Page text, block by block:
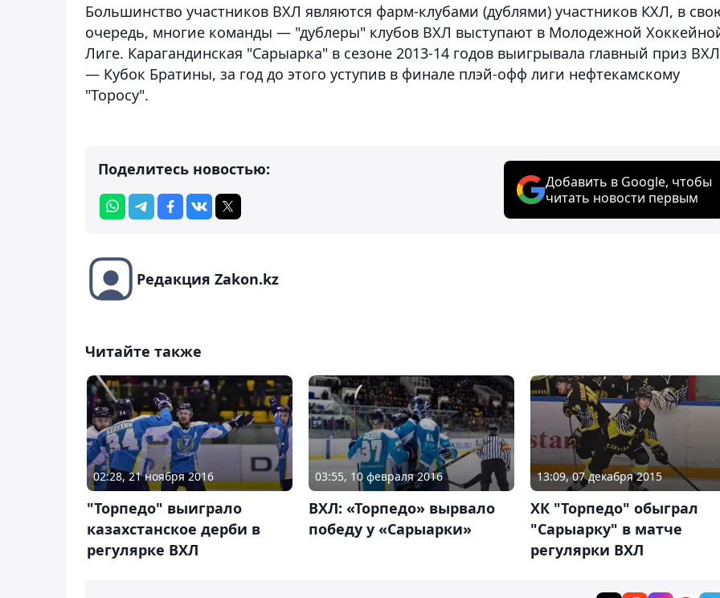
Большинство участников ВХЛ являются фарм-клубами (дублями) участников КХЛ, в
очередь, многие команды — "дублеры" клубов ВХЛ выступают в Молодежной
Лиге. Карагандинская "Сарыарка" в сезоне 2013-14 годов выигрывала главный приз ВХЛ
— Кубок Братины, за год до этого уступив в финале плэй-офф лиги нефтекамскому
"Торосу".
Поделитесь новостью:
Добавить в Google, чтобы
читать новости первым
Редакция Zakon.kz
Читайте также
02:28, 21 ноября 2016
"Торпедо" выиграло
казахстанское дерби в
регулярке ВХЛ
03:55, 10 февраля 2016
ВХЛ: «Торпедо» вырвало
победу у «Сарыарки»
13:09, 07 декабря 2015
ХК "Торпедо" обыграл
"Сарыарку" в матче
регулярки ВХЛ